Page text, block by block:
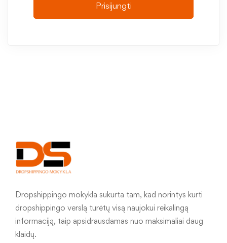
Prisijungti
Dropshippingo mokykla sukurta tam, kad norintys kurti
dropshippingo verslą turėtų visą naujokui reikalingą
informaciją, taip apsidrausdamas nuo maksimaliai daug
klaidų.